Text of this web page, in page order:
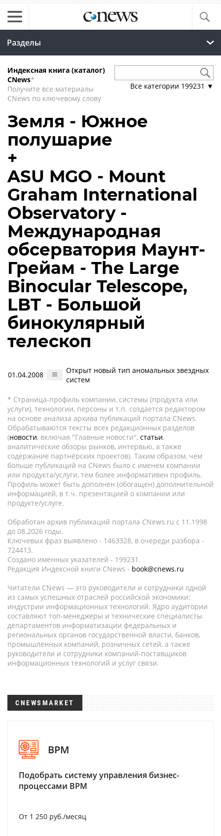
Разделы
Индексная книга (каталог)
CNews*
Получите все материалы
CNews по ключевому слову
Все категории 199231 ▼
Земля - Южное
полушарие
+
ASU MGO - Mount
Graham International
Observatory -
Международная
обсерватория Маунт-
Грейам - The Large
Binocular Telescope,
LBT - Большой
бинокулярный
телескоп
01.04.2008
Открыт новый тип аномальных звездных
систем
* Страница-профиль компании, системы (продукта или
услуги), технологии, персоны и т.п. создается редактором
на основе анализа архива публикаций портала CNews.
Обрабатываются тексты всех редакционных разделов
(новости, включая "Главные новости", статьи,
аналитические обзоры рынков, интервью, а также
содержание партнёрских проектов). Таким образом, чем
больше публикаций на CNews было с именем компании
или продукта/услуги, тем более информативен профиль.
Профиль может быть дополнен (обогащен) дополнительной
информацией, в т.ч. презентацией о компании или
продукте/услуге.
Обработан архив публикаций портала CNews.ru c 11.1998
до 08.2026 годы.
Ключевых фраз выявлено - 1463328, в очереди разбора -
724413.
Создано именных указателей - 199231.
Редакция Индексной книги CNews - book@cnews.ru
Читатели CNews — это руководители и сотрудники одной
из самых успешных отраслей российской экономики:
индустрии информационных технологий. Ядро аудитории
составляют топ-менеджеры и технические специалисты
департаментов информатизации федеральных и
региональных органов государственной власти, банков,
промышленных компаний, розничных сетей, а также
руководители и сотрудники компаний-поставщиков
информационных технологий и услуг связи.
CNEWSMARKET
BPM
Подобрать систему управления бизнес-
процессами BPM
От 1 250 руб./месяц